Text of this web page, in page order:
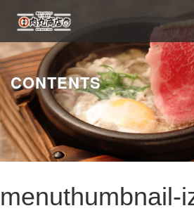
CONTENTS
menuthumbnail-